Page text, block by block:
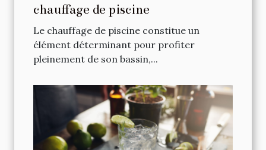
chauffage de piscine
Le chauffage de piscine constitue un
élément déterminant pour profiter
pleinement de son bassin,...